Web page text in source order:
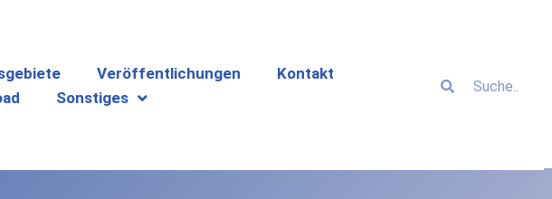
Veröffentlichungen
Kontakt
Sonstiges